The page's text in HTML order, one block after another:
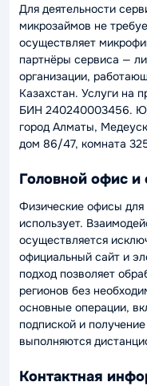
Для деятельности
микрозаймов не
осуществляет
партнёры сервиса —
организации,
Казахстан. Услуги на
БИН 240240003456.
город Алматы,
дом 86/47, комната
Головной офис и
Физические офисы для
использует.
осуществляется
официальный сайт и
подход позволяет
регионов без
основные операции,
подпиской и
выполняются
Контактная